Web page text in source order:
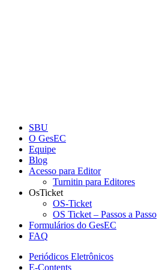
SBU
O GesEC
Equipe
Blog
Acesso para Editor
Turnitin para Editores
OsTicket
OS-Ticket
OS Ticket – Passos a Passo
Formulários do GesEC
FAQ
Periódicos Eletrônicos
E-Contents